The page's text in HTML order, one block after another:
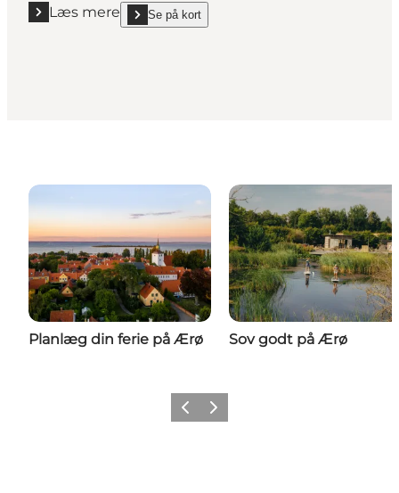
Læs mere
Læs mere "Pension Vestergade 44"
Se på kort
show Pension Vestergade 44 on_map
Planlæg din ferie på Ærø Sov godt på Ærø
ForrigeNæste